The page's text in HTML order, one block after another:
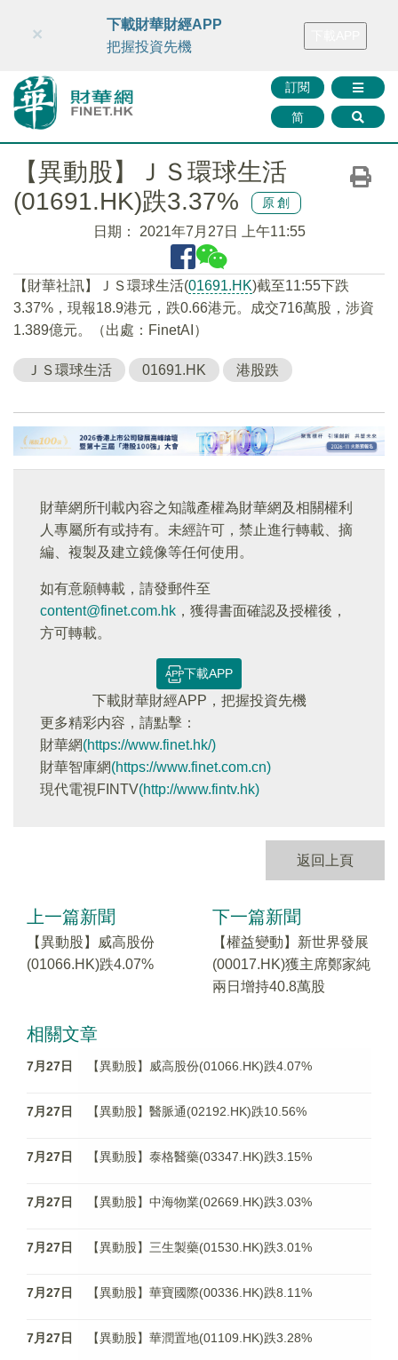
財華智庫網 FINTV FINMETA 財華證券 媒體矩陣
訂閱
简
×
下載財華財經APP
把握投資先機
【異動股】ＪＳ環球生活
(01691.HK)跌3.37%
原創
日期： 2021年7月27日 上午11:55
【財華社訊】ＪＳ環球生活(01691.HK)截至11:55下跌
3.37%，現報18.9港元，跌0.66港元。成交716萬股，涉資
1.389億元。（出處：FinetAI）
ＪＳ環球生活 01691.HK 港股跌
財華網所刊載內容之知識產權為財華網及相關權利
人專屬所有或持有。未經許可，禁止進行轉載、摘
編、複製及建立鏡像等任何使用。
如有意願轉載，請發郵件至
content@finet.com.hk ，獲得書面確認及授權後，
方可轉載。
下載APP
下載財華財經APP，把握投資先機
更多精彩内容，請點擊：
財華網(https://www.finet.hk/)
財華智庫網(https://www.finet.com.cn)
現代電視FINTV(http://www.fintv.hk)
返回上頁
上一篇新聞
【異動股】威高股份
(01066.HK)跌4.07%
下一篇新聞
【權益變動】新世界發展
(00017.HK)獲主席鄭家純
兩日增持40.8萬股
相關文章
7月27日 【異動股】威高股份(01066.HK)跌4.07%
7月27日 【異動股】醫脈通(02192.HK)跌10.56%
7月27日 【異動股】泰格醫藥(03347.HK)跌3.15%
7月27日 【異動股】中海物業(02669.HK)跌3.03%
7月27日 【異動股】三生製藥(01530.HK)跌3.01%
7月27日 【異動股】華寶國際(00336.HK)跌8.11%
7月27日 【異動股】華潤置地(01109.HK)跌3.28%